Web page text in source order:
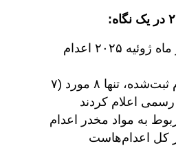
دست‌کم ۱۱۰ نفر در ماه ژوئیه ۲۰۲۵ اعدام
از مجموع ۱۱۰ اعدام ثبت‌شده، تنها ۸ مورد (۷
اعلام کردند
مربوط به مواد مخدر اعدام